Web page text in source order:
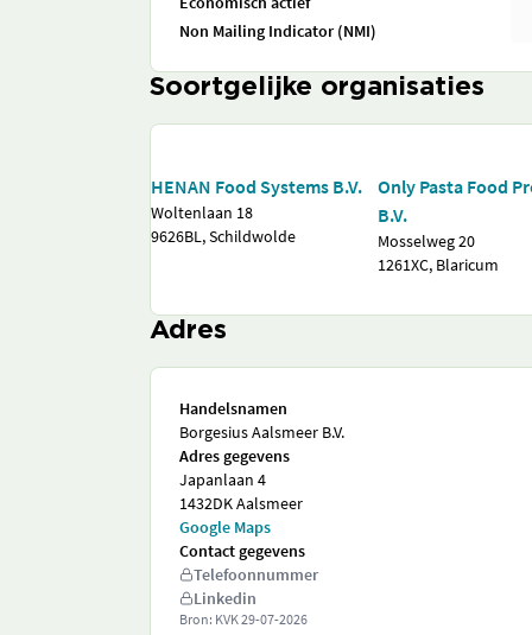
Non Mailing Indicator (NMI)
Soortgelijke organisaties
HENAN Food Systems B.V.
Woltenlaan 18
9626BL, Schildwolde
Only Pasta Food
B.V.
Mosselweg 20
1261XC, Blaricum
Adres
Handelsnamen
Borgesius Aalsmeer B.V.
Adres gegevens
Japanlaan 4
1432DK Aalsmeer
Google Maps
Contact gegevens
Telefoonnummer
Linkedin
Bron: KVK29-07-2026